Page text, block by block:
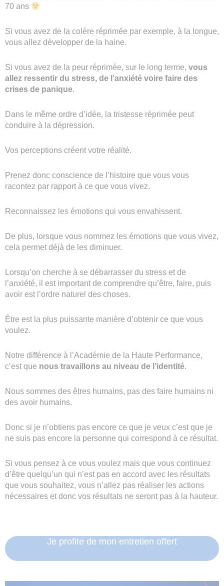
70 ans
Si vous avez de la colère réprimée par exemple, à la longue,
vous allez développer de la haine.
Si vous avez de la peur réprimée, sur le long terme, vous
allez ressentir du stress, de l’anxiété voire faire des
crises de panique.
Dans le même ordre d’idée, la tristesse réprimée peut
conduire à la dépression.
Vos perceptions créent votre réalité.
Prenez donc conscience de l’histoire que vous vous
racontez par rapport à ce que vous vivez.
Reconnaissez les émotions qui vous envahissent.
De plus, lorsque vous nommez les émotions que vous vivez,
cela permet déjà de les diminuer.
Lorsqu’on cherche à se débarrasser du stress et de
l’anxiété, il est important de comprendre qu’être, faire, puis
avoir est l’ordre naturel des choses.
Être est la plus puissante manière d’obtenir ce que vous
voulez.
Notre différence à l’Académie de la Haute Performance,
c’est que nous travaillons au niveau de l’identité.
Nous sommes des êtres humains, pas des faire humains ni
des avoir humains.
Donc si je n’obtiens pas encore ce que je veux c’est que je
ne suis pas encore la personne qui correspond à ce résultat.
Si vous pensez à ce vous voulez mais que vous continuez
d’être quelqu’un qui n’est pas en accord avec les résultats
que vous souhaitez, vous n’allez pas réaliser les actions
nécessaires et donc vos résultats ne seront pas à la hauteur.
Je profite de mon entretien offert